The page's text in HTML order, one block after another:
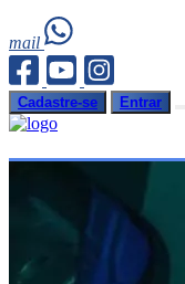
mail
Cadastre-se Entrar